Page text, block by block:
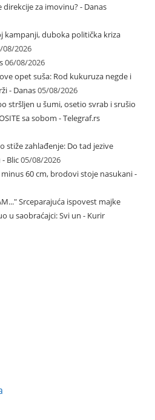
za imovinu? - Danas
kampanji, duboka politička kriza
08/2026
06/08/2026
opet suša: Rod kukuruza negde i
- Danas05/08/2026
stršljen u šumi, osetio svrab i srušio
sa sobom - Telegraf.rs
zahlađenje: Do tad jezive
Blic05/08/2026
60 cm, brodovi stoje nasukani -
Srceparajuća ispovest majke
u saobraćajci: Svi un - Kurir